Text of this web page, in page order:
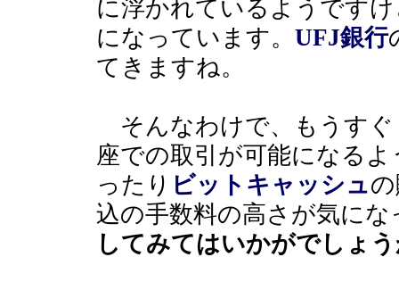
に浮かれているようです
になっています。 UFJ銀行
てきますね。
そんなわけで、もうすぐ
座での取引が可能になる
ったり ビットキャッシュ
込の手数料の高さが気に
してみてはいかがでしょ